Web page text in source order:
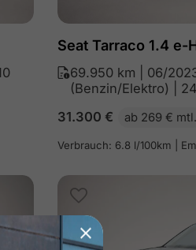
Seat Tarraco 1.4 e-
69.950 km | 06/
(Benzin/Elektro) |
31.300€ ab 269 € mtl.
Verbrauch: 6.8 l/100km |